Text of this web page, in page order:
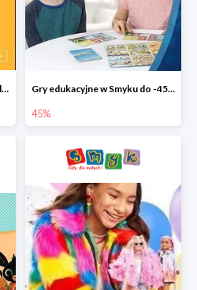
Bestsellery zabawek w Smyku do -45% Gry edukacyjne w Smyku do -45%
45%